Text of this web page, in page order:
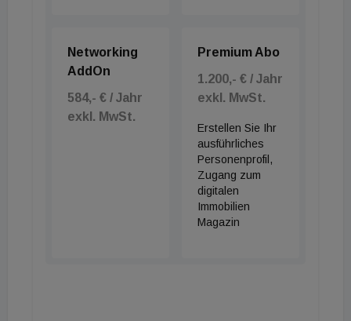
Networking
AddOn
584,- € / Jahr
exkl. MwSt.
Premium Abo
1.200,- € / Jahr
exkl. MwSt.
Erstellen Sie Ihr
ausführliches
Personenprofil,
Zugang zum
digitalen
Immobilien
Magazin